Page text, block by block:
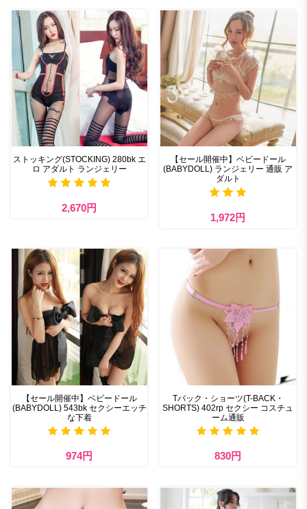
ストッキング(STOCKING) 280bk エ
ロ アダルト ランジェリー
2,670円
【セール開催中】ベビードール
(BABYDOLL) ランジェリー 通販 ア
ダルト
1,972円
【セール開催中】ベビードール
(BABYDOLL) 543bk セクシーエッチ
な下着
974円
Tバック・ショーツ(T-BACK・
SHORTS) 402rp セクシー コスチュ
ーム通販
830円